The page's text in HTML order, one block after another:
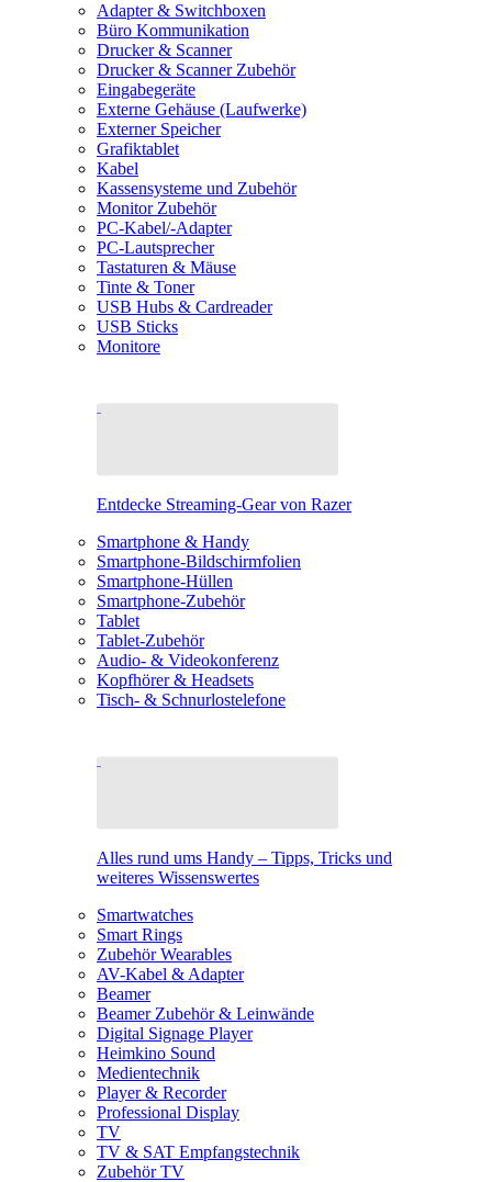
Adapter & Switchboxen
Büro Kommunikation
Drucker & Scanner
Drucker & Scanner Zubehör
Eingabegeräte
Externe Gehäuse (Laufwerke)
Externer Speicher
Grafiktablet
Kabel
Kassensysteme und Zubehör
Monitor Zubehör
PC-Kabel/-Adapter
PC-Lautsprecher
Tastaturen & Mäuse
Tinte & Toner
USB Hubs & Cardreader
USB Sticks
Monitore
Entdecke Streaming-Gear von Razer
Smartphone & Handy
Smartphone-Bildschirmfolien
Smartphone-Hüllen
Smartphone-Zubehör
Tablet
Tablet-Zubehör
Audio- & Videokonferenz
Kopfhörer & Headsets
Tisch- & Schnurlostelefone
Alles rund ums Handy – Tipps, Tricks und
weiteres Wissenswertes
Smartwatches
Smart Rings
Zubehör Wearables
AV-Kabel & Adapter
Beamer
Beamer Zubehör & Leinwände
Digital Signage Player
Heimkino Sound
Medientechnik
Player & Recorder
Professional Display
TV
TV & SAT Empfangstechnik
Zubehör TV